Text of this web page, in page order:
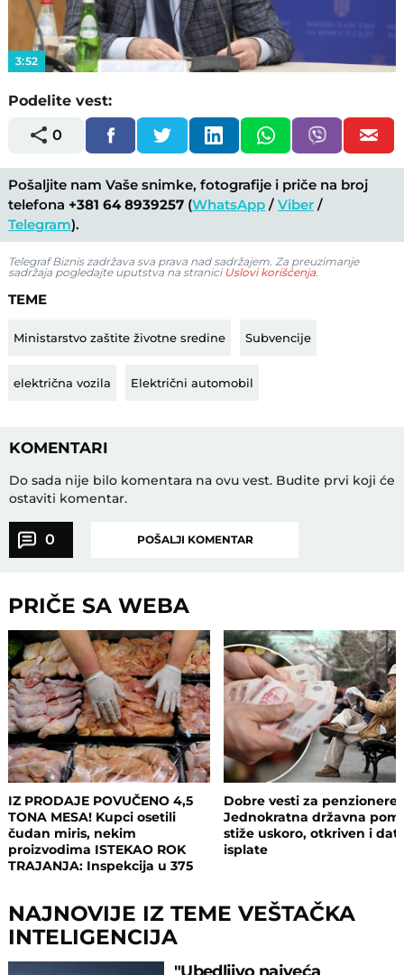
Video
3:52
Podelite vest:
0
Pošaljite nam Vaše snimke, fotografije i priče na broj
telefona +381 64 8939257 (WhatsApp /Viber /
Telegram).
Telegraf Biznis zadržava sva prava nad sadržajem. Za preuzimanje
sadržaja pogledajte uputstva na stranici Uslovi korišćenja
TEME
Ministarstvo zaštite životne sredine Subvencije
električna vozila Električni automobil
KOMENTARI
Do sada nije bilo komentara na ovu vest. Budite prvi koji će
ostaviti komentar.
0 POŠALJI KOMENTAR
PRIČE SA WEBA
IZ PRODAJE POVUČENO 4,5
TONA MESA! Kupci osetili
čudan miris, nekim
proizvodima ISTEKAO ROK
TRAJANJA: Inspekcija u 375
Dobre vesti za penzionere:
Jednokratna državna
stiže uskoro, otkriven i
isplate
NAJNOVIJE IZ TEME VEŠTAČKA
INTELIGENCIJA
"Ubedljivo najveća